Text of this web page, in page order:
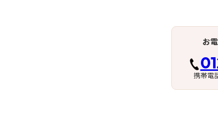
お
携帯電